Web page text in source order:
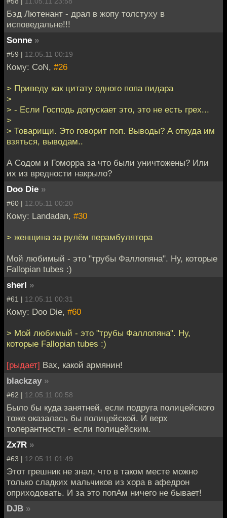
Бэд Лютенант - драл в жопу толстуху в
исповедальне!!!
Sonne »
#59 | 12.05.11 00:19
Кому: CoN, #26
> Приведу как цитату одного попа пидара
>
> - Если Господь допускает это, это не есть грех...
>
> Товарищи. Это говорит поп. Выводы? А откуда им
взяться, выводам..
А Содом и Гоморра за что были уничтожены? Или
их из вредности накрыло?
Doo Die »
#60 | 12.05.11 00:20
Кому: Landadan, #30
> женщина за рулём перамбулятора
Мой любимый - это "трубы Фаллопяна". Ну, которые
Fallopian tubes :)
sherl »
#61 | 12.05.11 00:31
Кому: Doo Die, #60
> Мой любимый - это "трубы Фаллопяна". Ну,
которые Fallopian tubes :)
[рыдает] Вах, какой армянин!
blackzay »
#62 | 12.05.11 00:58
Было бы куда занятней, если подруга полицейского
тоже оказалась бы полицейской. И верх
толерантности - если полицейским.
Zx7R »
#63 | 12.05.11 01:49
Этот грешник не знал, что в таком месте можно
только сладких мальчиков из хора в афедрон
оприходовать. И за это попАм ничего не бывает!
DJB »